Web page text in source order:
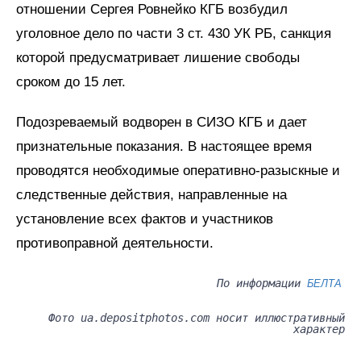
отношении Сергея Ровнейко КГБ возбудил
уголовное дело по части 3 ст. 430 УК РБ, санкция
которой предусматривает лишение свободы
сроком до 15 лет.
Подозреваемый водворен в СИЗО КГБ и дает
признательные показания. В настоящее время
проводятся необходимые оперативно-разыскные и
следственные действия, направленные на
установление всех фактов и участников
противоправной деятельности.
По информации БЕЛТА
Фото ua.depositphotos.com носит иллюстративный
характер